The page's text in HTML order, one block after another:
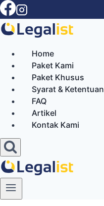
Skip
to
content
Home
Paket Kami
Paket Khusus
Syarat & Ketentuan
FAQ
Artikel
Kontak Kami